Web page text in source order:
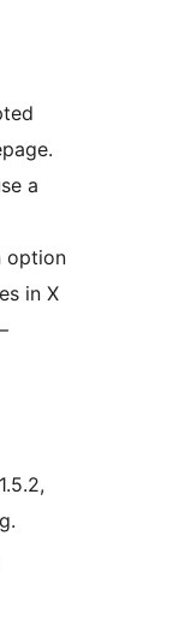
a
option
in X